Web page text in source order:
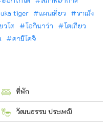
tiger แผนเที่ยว
ราเม็ง
วโต โอกินาว่า
โตเกียว
คามิโคจิ
ที่พัก
วัฒนธรรม ประเพณี